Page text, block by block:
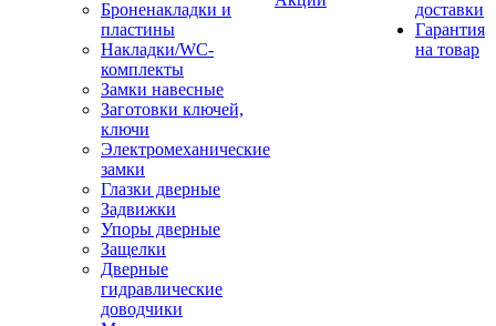
Броненакладки и
пластины
Накладки/WC-
комплекты
Замки навесные
Заготовки ключей,
ключи
Электромеханические
замки
Глазки дверные
Задвижки
Упоры дверные
Защелки
Дверные
гидравлические
доводчики
доставки
Гарантия
на товар